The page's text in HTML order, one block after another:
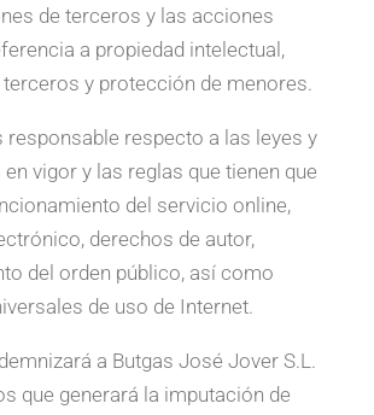
de terceros y las acciones
a propiedad intelectual,
y protección de menores.
responsable respecto a las leyes y
vigor y las reglas que tienen que
del servicio online,
derechos de autor,
del orden público, así como
de uso de Internet.
a Butgas José Jover S.L.
que generará la imputación de